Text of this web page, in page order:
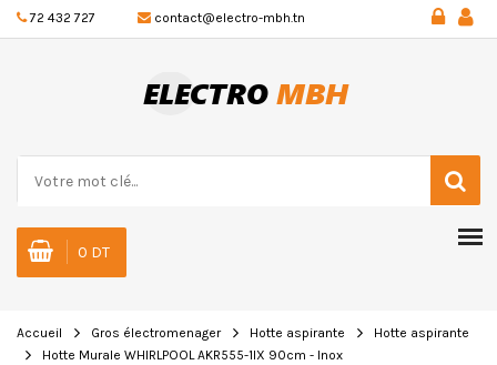
72 432 727 contact@electro-mbh.tn
0 DT
Accueil Gros électromenager Hotte aspirante
Hotte aspirante
Hotte Murale WHIRLPOOL AKR555-1IX 90cm - Inox